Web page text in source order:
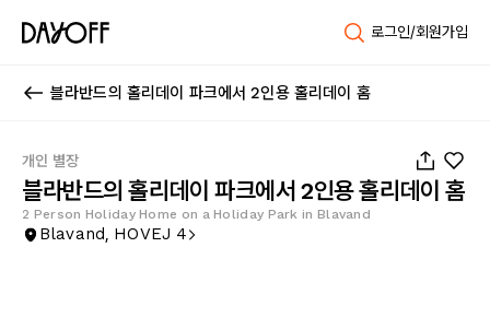
로그인/회원가입
블라반드의 홀리데이 파크에서 2인용 홀리데이 홈
개인 별장
블라반드의 홀리데이 파크에서 2인용 홀리데이 홈
2 Person Holiday Home on a Holiday Park in Blavand
Blavand, HOVEJ 4